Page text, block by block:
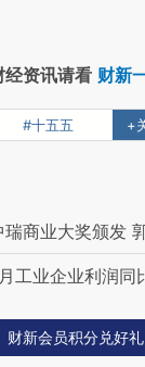
经资讯请看 财新
#十五五 +
商业大奖颁发
工业企业利润同
财新会员积分兑好礼